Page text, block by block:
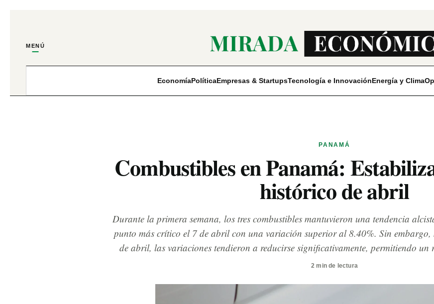
MENÚ
EconomíaPolíticaEmpresas & StartupsTecnología e InnovaciónEnergía y Clima
PANAMÁ
Combustibles en Panamá:
histórico de abril
Durante la primera semana, los tres combustibles mantuvieron una tendencia
punto más crítico el 7 de abril con una variación superior al 8.40%. Sin
de abril, las variaciones tendieron a reducirse significativamente, permitiendo un
2 min de lectura